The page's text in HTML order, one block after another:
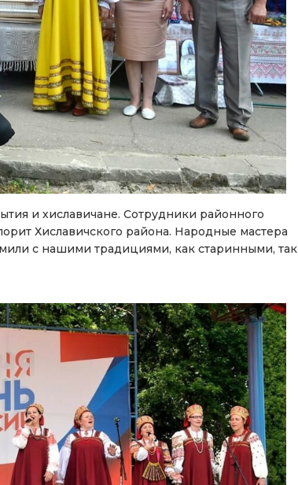
и хиславичане. Сотрудники районного
Хиславичского района. Народные мастера
с нашими традициями, как старинными, так